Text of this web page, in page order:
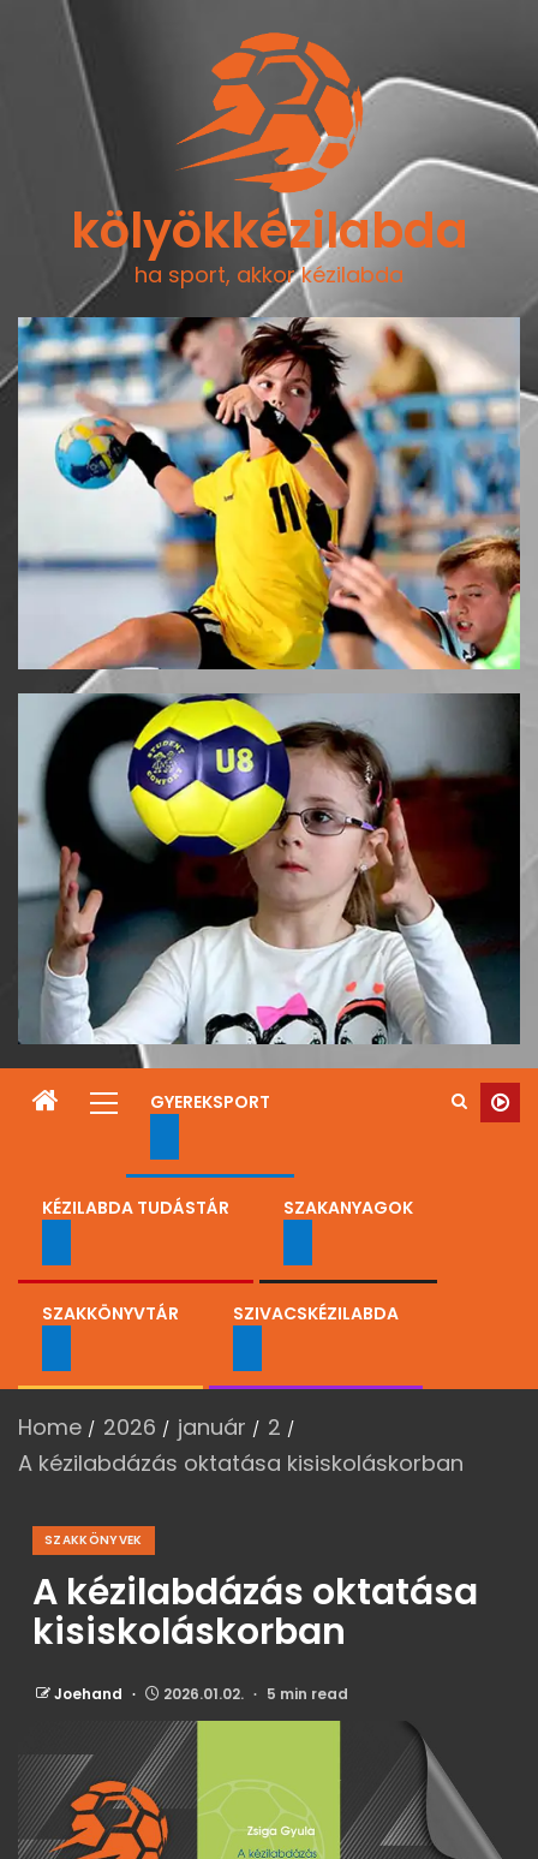
kölyökkézilabda
ha sport, akkor kézilabda
GYEREKSPORT
KÉZILABDA TUDÁSTÁR SZAKANYAGOK
SZAKKÖNYVTÁR SZIVACSKÉZILABDA
Home 2026 január
2
A kézilabdázás oktatása kisiskoláskorban
SZAKKÖNYVEK
A kézilabdázás oktatása
kisiskoláskorban
Joehand 2026.01.02. 5 min read